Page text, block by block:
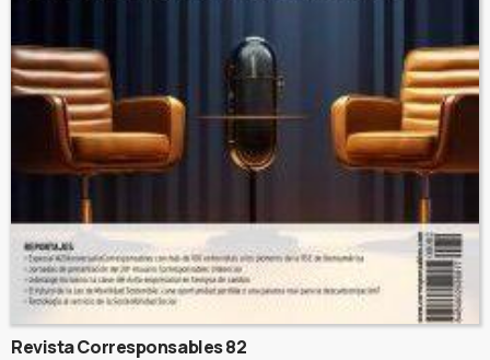
Revista Corresponsables 82